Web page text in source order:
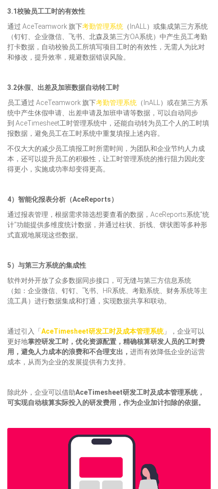
3.1校验员工工时的有效性
通过 AceTeamwork 旗下考勤管理系统 （InALL）或集成第三方系统
（钉钉、企业微信、飞书、北森及第三方OA系统）中产生员工考勤
打卡数据，自动校验员工所填写项目工时的有效性，无需人为比对
和修改，提升效率，规避数据错误风险。
3.2休假、出差及加班数据自动转工时
员工通过 AceTeamwork 旗下考勤管理系统 （InALL）或在第三方系
统中产生休假申请、出差申请及加班申请等数据，可以自动同步
到 AceTimesheet工时管理系统中，还能自动转为员工个人的工时填
报数据，避免员工在工时系统中重复填报上述内容。
不仅大大的减少员工填报工时所需时间，为团队和企业节约人力成
本，还可以提升员工的积极性，让工时管理系统的推行阻力因此变
得更小，实施成功率却变得更高。
4）智能化报表分析 （AceReports）
通过报表管理，根据需求筛选想要查看的数据，AceReports系统“统
计”功能提供多维度统计数据，并通过柱状、折线、饼状图等多种形
式直观地展现这些数据。
5）与第三方系统的集成性
软件对外开放了众多数据同步接口，可无缝与第三方信息系统
（如：企业微信、钉钉、飞书、HR系统、考勤系统、财务系统等主
流工具）进行数据集成和打通，实现数据共享和联动。
通过引入「 AceTimesheet研发工时及成本管理系统」，企业可以
更好地掌控研发工时，优化资源配置，精确核算研发人员的工时费
用，避免人力成本的浪费和不合理支出， 进而有效降低企业的运营
成本，从而为企业的发展提供有力支持。
除此外，企业可以借助AceTimesheet研发工时及成本管理系统，
可实现自动核算实际投入的研发费用，作为企业加计扣除的依据。